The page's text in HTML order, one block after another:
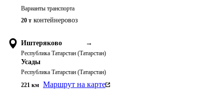
Варианты транспорта
20 т контейнеровоз
Иштеряково →
Республика Татарстан (Татарстан)
Усады
Республика Татарстан (Татарстан)
221 км Маршрут на карте